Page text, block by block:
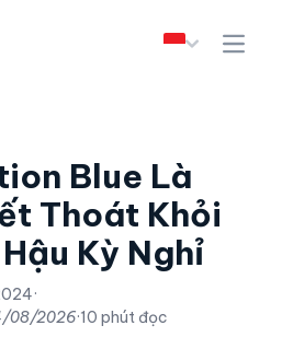
Blue Là
Thoát Khỏi
Kỳ Nghỉ
·
08/2026·10 phút đọc